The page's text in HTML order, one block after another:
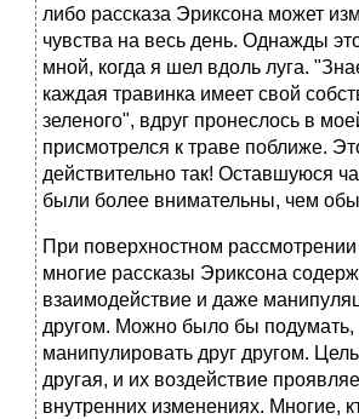
либо рассказа Эриксона может
чувства на весь день. Однажды
мной, когда я шел вдоль луга.
каждая травинка имеет свой
зеленого", вдруг пронеслось в
присмотрелся к траве поближе.
действительно так! Оставшуюся
были более внимательны, чем
При поверхностном рассмотрении
многие рассказы Эриксона
взаимодействие и даже
другом. Можно было бы подумать,
манипулировать друг другом.
другая, и их воздействие
внутренних изменениях. Многие,